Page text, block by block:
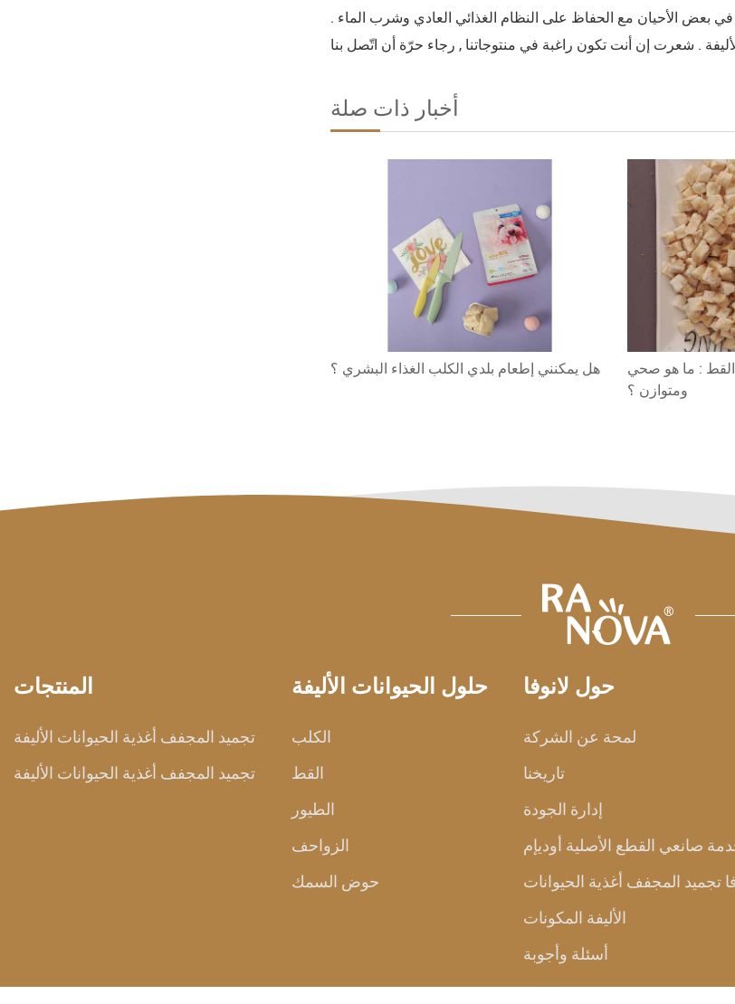
بعض الأحيان مع الحفاظ على النظام الغذائي العادي وشرب الماء .
أخبار ذات صلة
هل يمكنني إطعام بلدي الكلب الغذاء البشري ؟
القط : ما هو صحي
ومتوازن ؟
المنتجات
تجميد المجفف أغذية الحيوانات الأليفة
تجميد المجفف أغذية الحيوانات الأليفة
حلول الحيوانات الأليفة
الكلب
القط
الطيور
الزواحف
حوض السمك
حول لانوفا
لمحة عن الشركة
تاريخنا
إدارة الجودة
صانعي القطع الأصلية أوديإم
تجميد المجفف أغذية الحيوانات
الأليفة المكونات
أسئلة وأجوبة